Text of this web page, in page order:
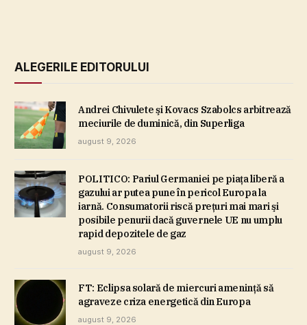
ALEGERILE EDITORULUI
Andrei Chivulete şi Kovacs Szabolcs arbitrează
meciurile de duminică, din Superliga
august 9, 2026
POLITICO: Pariul Germaniei pe piaţa liberă a
gazului ar putea pune în pericol Europa la
iarnă. Consumatorii riscă preţuri mai mari şi
posibile penurii dacă guvernele UE nu umplu
rapid depozitele de gaz
august 9, 2026
FT: Eclipsa solară de miercuri ameninţă să
agraveze criza energetică din Europa
august 9, 2026